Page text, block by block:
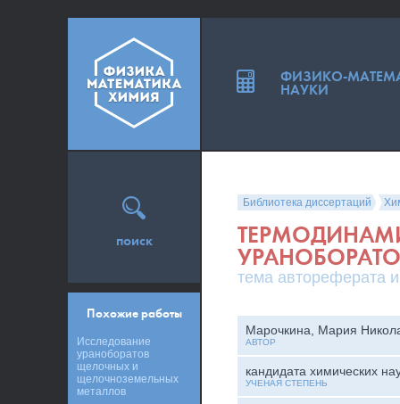
Библиотека диссертаций
тема автореферата
Марочкина, Мария
АВТОР
кандидата химических
УЧЕНАЯ СТЕПЕНЬ
поиск
Похожие работы
Исследование
ураноборатов
щелочных и
щелочноземельных
металлов
ФИЗИКО-
НАУКИ